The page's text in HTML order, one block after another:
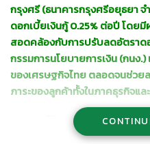
กรุงศรี (ธนาคารกรุงศรีอยุธยา
ดอกเบี้ยเงินกู้ 0.25% ต่อปี โดย
สอดคล้องกับการปรับลดอัตรา
กรรมการนโยบายการเงิน (กนง
ของเศรษฐกิจไทย ตลอดจนช่วย
ภาระของลูกค้าทั้งในภาคธุรกิจแ
นายเคนอิจิ ยามาโตะ
กรรมการผู้
บริหาร ธนาคารกรุงศรีอยุธยา จ